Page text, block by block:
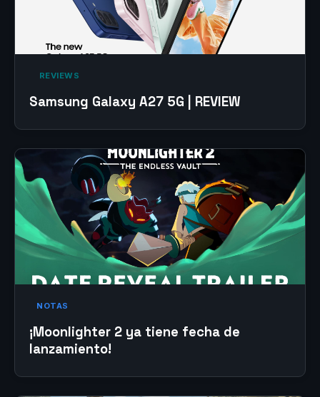
‎ REVIEWS‎
Samsung Galaxy A27 5G | REVIEW
NOTAS
¡Moonlighter 2 ya tiene fecha de
lanzamiento!